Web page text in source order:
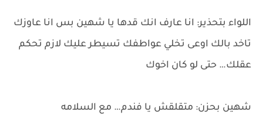
اللواء بتحذير: انا عارف انك قدها يا شهين بس انا عاوزك
تاخد بالك اوعى تخلي عواطفك تسيطر عليك لازم تحكم
عقلك… حتى لو كان اخوك
شهين بحزن: متقلقش يا فندم… مع السلامه